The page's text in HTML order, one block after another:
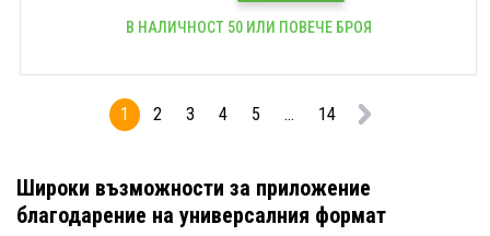
В НАЛИЧНОСТ 50 ИЛИ ПОВЕЧЕ БРОЯ
1 2 3 4 5 ... 14
Широки възможности за приложение
благодарение на универсалния формат